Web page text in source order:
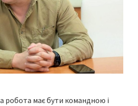
робота має бути командною і